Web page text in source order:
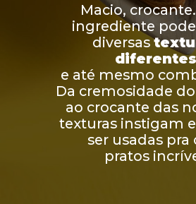
Macio,
ingrediente
diversas
diferentes
e até mesmo
Da cremosidade
ao crocante das
texturas instigam
ser usadas pra
pratos